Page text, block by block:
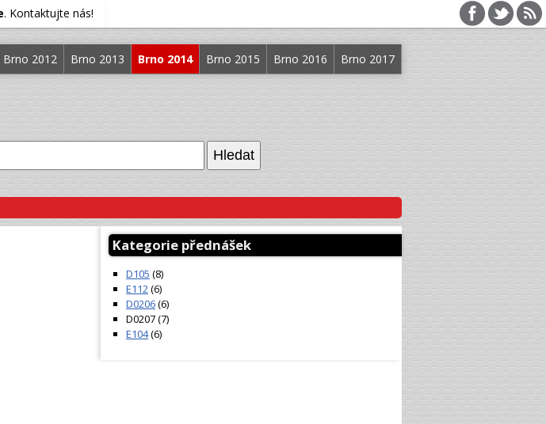
. Kontaktujte nás!
Brno 2012 Brno 2013 Brno 2014 Brno 2015 Brno 2016 Brno 2017
Kategorie přednášek
D105 (8)
E112(6)
D0206(6)
D0207 (7)
E104(6)